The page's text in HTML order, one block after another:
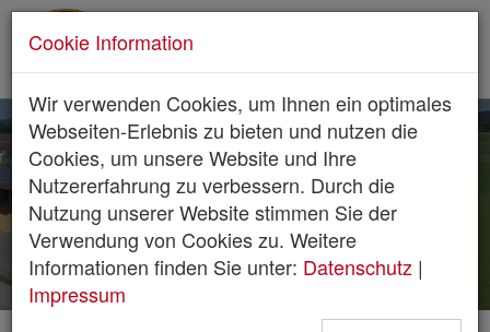
Cookie Information
Wir verwenden Cookies, um Ihnen ein optimales
Webseiten-Erlebnis zu bieten und nutzen die
Cookies, um unsere Website und Ihre
Nutzererfahrung zu verbessern. Durch die
Nutzung unserer Website stimmen Sie der
Verwendung von Cookies zu. Weitere
Informationen finden Sie unter: Datenschutz |
Impressum